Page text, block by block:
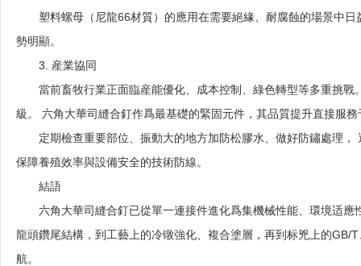
塑料螺母（尼龍66材質）的應用在需要絕緣、耐腐蝕的場景中
勢明顯。
3. 産業協同
當前畜牧行業正面臨産能優化、成本控制、綠色轉型等多重挑
級。 六角大華司縫合釘作爲最基礎的緊固元件，其品質提升直接服
定期檢查重要部位、振動大的地方加防松膠水、做好防鏽處理
保障養殖效率與設備安全的技術防線。
結語
六角大華司縫合釘已從單一連接件進化爲集機械性能、環境适
龍頭鑽尾結構，到工藝上的冷镦強化、複合塗層，再到标兇上的
航。